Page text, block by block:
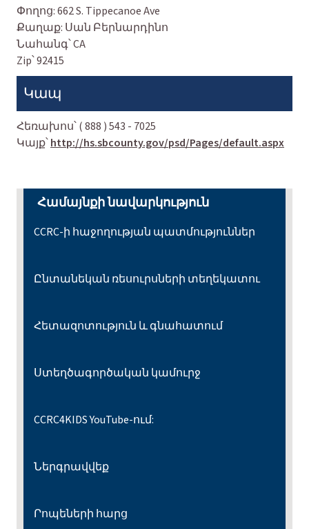
Փողոց:662 S. Tippecanoe Ave
Քաղաք: Սան Բերնարդինո
Նահանգ՝CA
Zip՝92415
Կապ
Հեռախոս՝( 888 ) 543 - 7025
Կայք՝http://hs.sbcounty.gov/psd/Pages/default.aspx
Համայնքի նավարկություն
CCRC-ի հաջողության պատմություններ
Ընտանեկան ռեսուրսների տեղեկատու
Հետազոտություն և գնահատում
Ստեղծագործական կամուրջ
CCRC4KIDS YouTube-ում:
Ներգրավվեք
Րոպեների հարց